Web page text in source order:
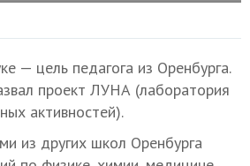
— цель педагога из Оренбурга.
проект ЛУНА (лаборатория
активностей).
из других школ Оренбурга